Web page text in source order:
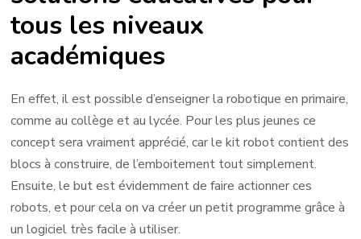
tous les niveaux
académiques
En effet, il est possible d’enseigner la robotique en primaire,
comme au collège et au lycée. Pour les plus jeunes ce
concept sera vraiment apprécié, car le kit robot contient des
blocs à construire, de l’emboitement tout simplement.
Ensuite, le but est évidemment de faire actionner ces
robots, et pour cela on va créer un petit programme grâce à
un logiciel très facile à utiliser.